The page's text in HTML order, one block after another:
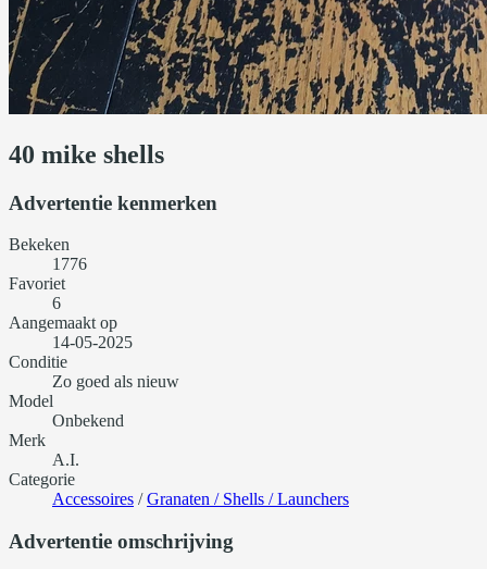
40 mike shells
Advertentie kenmerken
Bekeken
1776
Favoriet
6
Aangemaakt op
14-05-2025
Conditie
Zo goed als nieuw
Model
Onbekend
Merk
A.I.
Categorie
Accessoires /Granaten / Shells / Launchers
Advertentie omschrijving